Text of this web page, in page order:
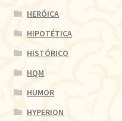
HERÓICA
HIPOTÉTICA
HISTÓRICO
HQM
HUMOR
HYPERION